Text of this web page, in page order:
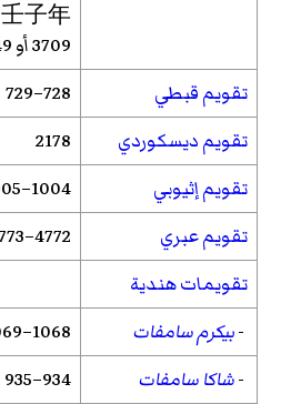
壬子年
3709 أو 3649
تقويم قبطي
728–729
تقويم ديسكوردي
2178
تقويم إثيوبي
1004–1005
تقويم عبري
4772–4773
تقويمات هندية
-بيكرم سامفات
1068–1069
-شاكا سامفات
934–935